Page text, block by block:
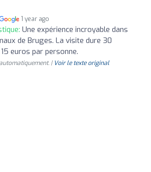
1 year ago
Une expérience incroyable dans
de Bruges. La visite dure 30
euros par personne.
| Voir le texte original